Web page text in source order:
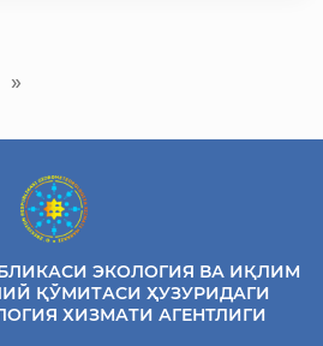
»
ЭКОЛОГИЯ ВА ИҚЛИМ
ҚЎМИТАСИ ҲУЗУРИДАГИ
ХИЗМАТИ АГЕНТЛИГИ